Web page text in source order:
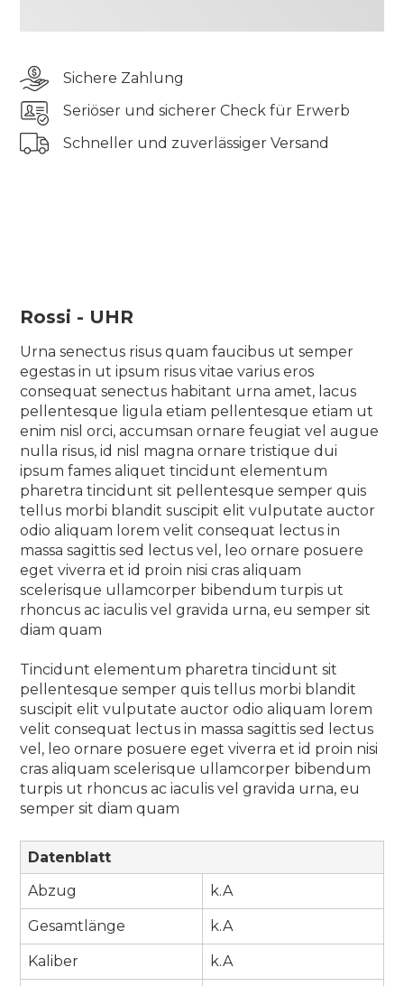
Sichere Zahlung
Seriöser und sicherer Check für Erwerb
Schneller und zuverlässiger Versand
scelerisque ullamcorper bibendum turpis ut
rhoncus ac iaculis vel gravida urna, eu semper sit
diam quam
Tincidunt elementum pharetra tincidunt sit
Rossi - UHR
Urna senectus risus quam faucibus ut semper
egestas in ut ipsum risus vitae varius eros
consequat senectus habitant urna amet, lacus
pellentesque ligula etiam pellentesque etiam ut
enim nisl orci, accumsan ornare feugiat vel augue
nulla risus, id nisl magna ornare tristique dui
ipsum fames aliquet tincidunt elementum
pharetra tincidunt sit pellentesque semper quis
tellus morbi blandit suscipit elit vulputate auctor
odio aliquam lorem velit consequat lectus in
massa sagittis sed lectus vel, leo ornare posuere
eget viverra et id proin nisi cras aliquam
scelerisque ullamcorper bibendum turpis ut
rhoncus ac iaculis vel gravida urna, eu semper sit
diam quam
Tincidunt elementum pharetra tincidunt sit
pellentesque semper quis tellus morbi blandit
suscipit elit vulputate auctor odio aliquam lorem
velit consequat lectus in massa sagittis sed lectus
vel, leo ornare posuere eget viverra et id proin nisi
cras aliquam scelerisque ullamcorper bibendum
turpis ut rhoncus ac iaculis vel gravida urna, eu
semper sit diam quam
Datenblatt
Abzug
k.A
Gesamtlänge k.A
Kaliber k.A